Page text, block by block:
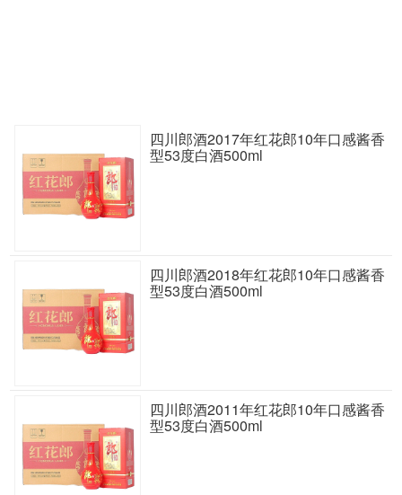
四川郎酒2017年红花郎10年口感酱香
型53度白酒500ml
四川郎酒2018年红花郎10年口感酱香
型53度白酒500ml
四川郎酒2011年红花郎10年口感酱香
型53度白酒500ml